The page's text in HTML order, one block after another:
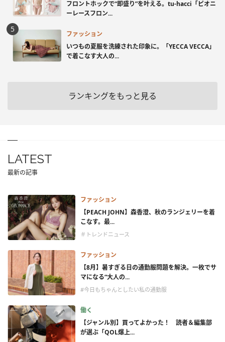
フロントホックで“即盛り”を叶える。tu-hacci「ピオニ
ーレースフロン...
ファッション
いつもの夏服を洗練された印象に。「YECCA VECCA」
で着こなす大人の...
ランキングをもっと見る
LATEST
最新の記事
ファッション
【PEACH JOHN】森香澄、秋のランジェリーを着
こなす。最...
＃トレンドニュース
ファッション
【8月】暑すぎる日の通勤服問題を解決。一枚でサ
マになる“大人の...
#今日もちゃんとしたい私の通勤服
働く
【ジャンル別】買ってよかった！ 読者＆編集部
が選ぶ「QOL爆上...